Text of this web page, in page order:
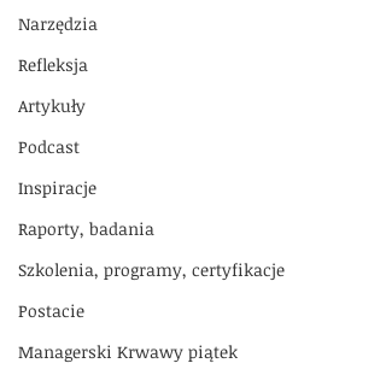
Narzędzia
Refleksja
Artykuły
Podcast
Inspiracje
Raporty, badania
Szkolenia, programy, certyfikacje
Postacie
Managerski Krwawy piątek